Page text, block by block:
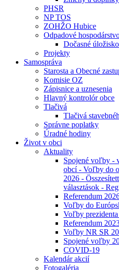
PHSR
NP TOS
ZOHŽO Hubice
Odpadové
Dočasné
Projekty
Samospráva
Starosta a Obecné
Komisie OZ
Zápisnice a uznesenia
Hlavný kontrolór obce
Tlačivá
Tlačivá
Správne poplatky
Úradné hodiny
Život v obci
Aktuality
Spojené voľby -
obcí - Voľby do
2026 -
választások -
Referendum
Voľby do
Voľby
Referendum
Voľby NR SR
Spojené voľby
COVID-19
Kalendár akcií
Fotogaléria